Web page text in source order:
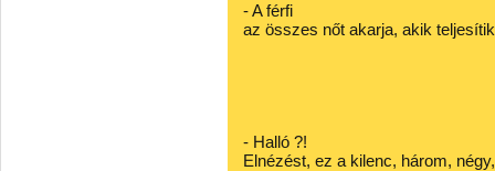
- A férfi
az összes nőt akarja, akik
- Halló ?!
Elnézést, ez a kilenc, három,